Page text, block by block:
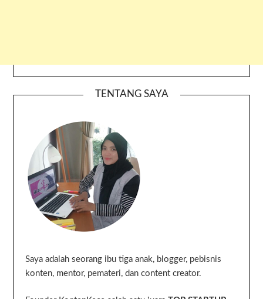
TENTANG SAYA
Saya adalah seorang ibu tiga anak, blogger, pebisnis
konten, mentor, pemateri, dan content creator.